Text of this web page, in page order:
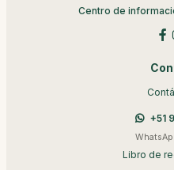
Centro de
+51
Libro de